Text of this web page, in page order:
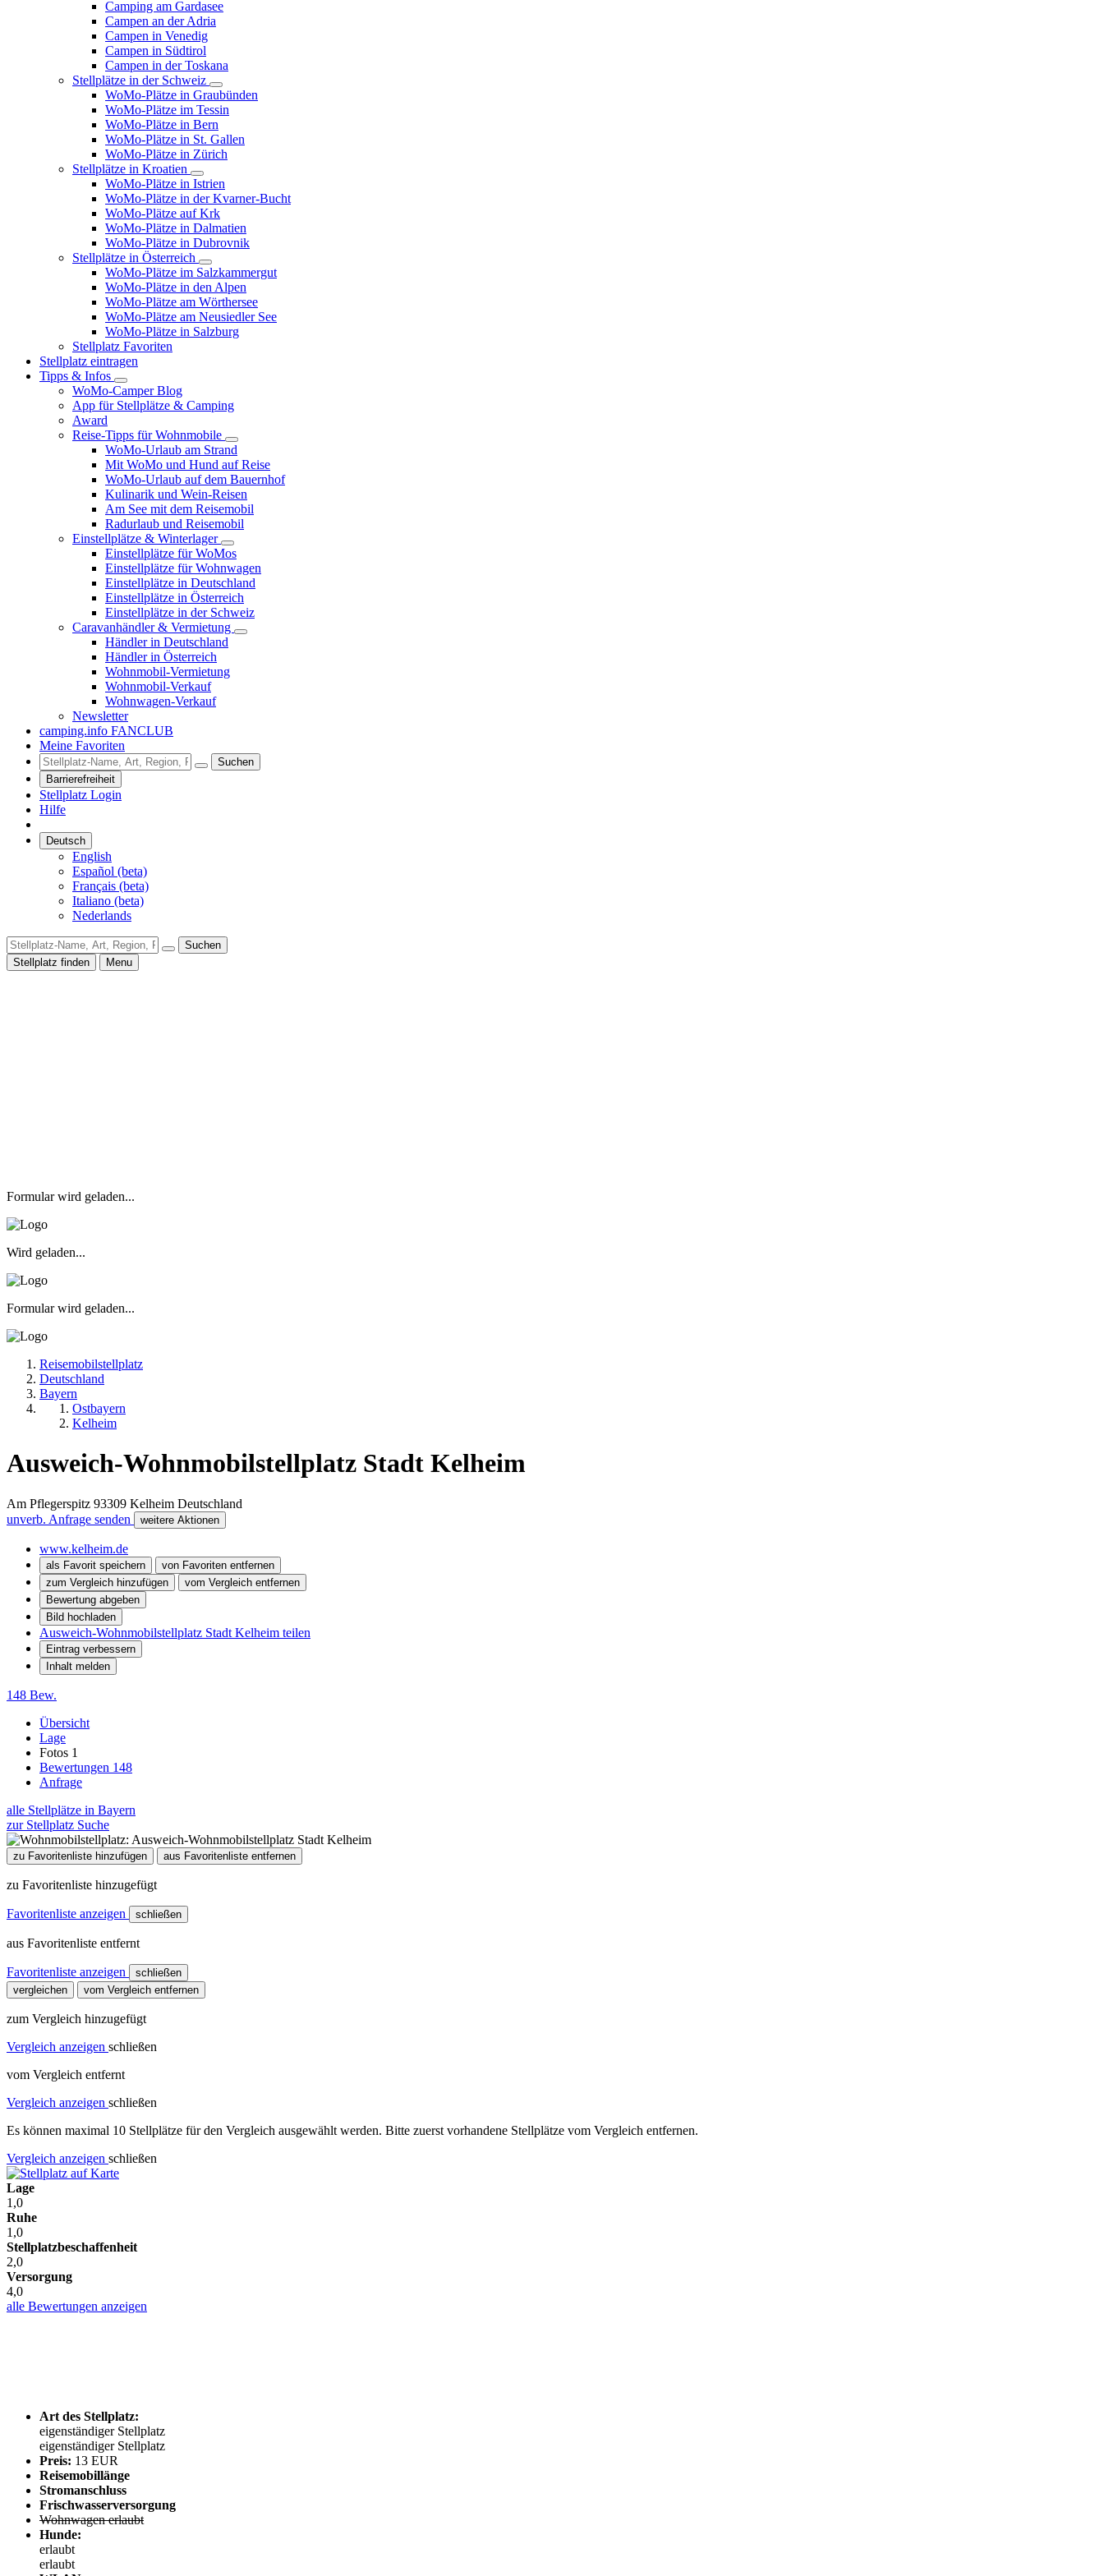
Camping am Gardasee
Campen an der Adria
Campen in Venedig
Campen in Südtirol
Campen in der Toskana
Stellplätze in der Schweiz
WoMo-Plätze in Graubünden
WoMo-Plätze im Tessin
WoMo-Plätze in Bern
WoMo-Plätze in St. Gallen
WoMo-Plätze in Zürich
Stellplätze in Kroatien
WoMo-Plätze in Istrien
WoMo-Plätze in der Kvarner-Bucht
WoMo-Plätze auf Krk
WoMo-Plätze in Dalmatien
WoMo-Plätze in Dubrovnik
Stellplätze in Österreich
WoMo-Plätze im Salzkammergut
WoMo-Plätze in den Alpen
WoMo-Plätze am Wörthersee
WoMo-Plätze am Neusiedler See
WoMo-Plätze in Salzburg
Stellplatz Favoriten
Stellplatz eintragen
Tipps & Infos
WoMo-Camper Blog
App für Stellplätze & Camping
Award
Reise-Tipps für Wohnmobile
WoMo-Urlaub am Strand
Mit WoMo und Hund auf Reise
WoMo-Urlaub auf dem Bauernhof
Kulinarik und Wein-Reisen
Am See mit dem Reisemobil
Radurlaub und Reisemobil
Einstellplätze & Winterlager
Einstellplätze für WoMos
Einstellplätze für Wohnwagen
Einstellplätze in Deutschland
Einstellplätze in Österreich
Einstellplätze in der Schweiz
Caravanhändler & Vermietung
Händler in Deutschland
Händler in Österreich
Wohnmobil-Vermietung
Wohnmobil-Verkauf
Wohnwagen-Verkauf
Newsletter
camping.info FANCLUB
Meine Favoriten
Suchen
Barrierefreiheit
Stellplatz Login
Hilfe
Deutsch
English
Español (beta)
Français (beta)
Italiano (beta)
Nederlands
Suchen
Stellplatz finden
Menu
Formular wird geladen...
Wird geladen...
Formular wird geladen...
Reisemobilstellplatz
Deutschland
Bayern
Ostbayern
Kelheim
Ausweich-Wohnmobilstellplatz Stadt Kelheim
Am Pflegerspitz 93309 Kelheim Deutschland
unverb. Anfrage senden
weitere Aktionen
www.kelheim.de
als Favorit speichern
von Favoriten entfernen
zum Vergleich hinzufügen
vom Vergleich entfernen
Bewertung abgeben
Bild hochladen
Ausweich-Wohnmobilstellplatz Stadt Kelheim teilen
Eintrag verbessern
Inhalt melden
148 Bew.
Übersicht
Lage
Fotos 1
Bewertungen 148
Anfrage
alle Stellplätze in Bayern
zur Stellplatz Suche
zu Favoritenliste hinzufügen aus Favoritenliste entfernen
zu Favoritenliste hinzugefügt
Favoritenliste anzeigen schließen
aus Favoritenliste entfernt
Favoritenliste anzeigen
schließen
vergleichen
vom Vergleich entfernen
zum Vergleich hinzugefügt
Vergleich anzeigen schließen
vom Vergleich entfernt
Vergleich anzeigen schließen
Es können maximal 10 Stellplätze für den Vergleich ausgewählt werden. Bitte zuerst vorhandene Stellplätze vom Vergleich entfernen.
Vergleich anzeigen schließen
Lage
1,0
Ruhe
1,0
Stellplatzbeschaffenheit
2,0
Versorgung
4,0
alle Bewertungen anzeigen
Art des Stellplatz:
eigenständiger Stellplatz
eigenständiger Stellplatz
Preis: 13 EUR
Reisemobillänge
Stromanschluss
Frischwasserversorgung
Wohnwagen erlaubt
Hunde:
erlaubt
erlaubt